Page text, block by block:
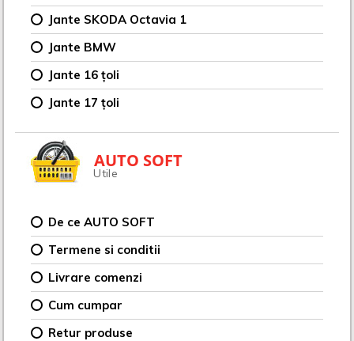
Jante SKODA Octavia 1
Jante BMW
Jante 16 țoli
Jante 17 țoli
AUTO SOFT
Utile
De ce AUTO SOFT
Termene si conditii
Livrare comenzi
Cum cumpar
Retur produse